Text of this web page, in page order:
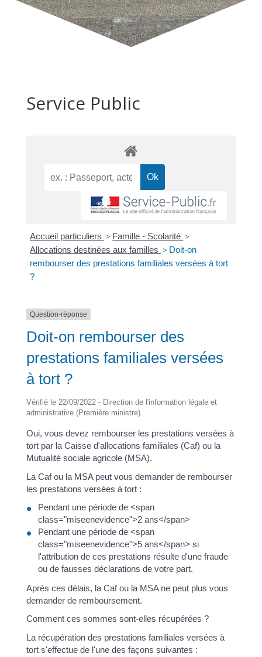
Service Public
Accueil particuliers > Famille - Scolarité >
Allocations destinées aux familles > Doit-on
rembourser des prestations familiales versées à tort
?
Question-réponse
Doit-on rembourser des
prestations familiales versées
à tort ?
Vérifié le 22/09/2022 - Direction de l'information légale et
administrative (Première ministre)
Oui, vous devez rembourser les prestations versées à
tort par la Caisse d'allocations familiales (Caf) ou la
Mutualité sociale agricole (MSA).
La Caf ou la MSA peut vous demander de rembourser
les prestations versées à tort :
Pendant une période de <span
class="miseenevidence">2 ans</span>
Pendant une période de <span
class="miseenevidence">5 ans</span> si
l'attribution de ces prestations résulte d'une fraude
ou de fausses déclarations de votre part.
Après ces délais, la Caf ou la MSA ne peut plus vous
demander de remboursement.
Comment ces sommes sont-elles récupérées ?
La récupération des prestations familiales versées à
tort s'effectue de l'une des façons suivantes :